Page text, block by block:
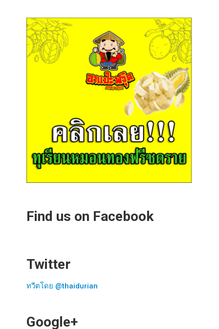
Find us on Facebook
Twitter
ทวีตโดย @thaidurian
Google+